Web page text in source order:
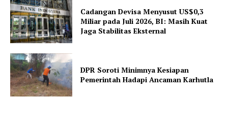
Cadangan Devisa Menyusut US$0,3
Miliar pada Juli 2026, BI: Masih Kuat
Jaga Stabilitas Eksternal
DPR Soroti Minimnya Kesiapan
Pemerintah Hadapi Ancaman Karhutla